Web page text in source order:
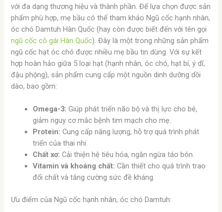
với đa dạng thương hiệu và thành phần. Để lựa chọn được sản
phẩm phù hợp, mẹ bầu có thể tham khảo Ngũ cốc hạnh nhân,
óc chó Damtuh Hàn Quốc (hay còn được biết đến với tên gọi
ngũ cốc cô gái Hàn Quốc). Đây là một trong những sản phẩm
ngũ cốc hạt óc chó được nhiều mẹ bầu tin dùng. Với sự kết
hợp hoàn hảo giữa 5 loại hạt (hạnh nhân, óc chó, hạt bí, ý dĩ,
đậu phộng), sản phẩm cung cấp một nguồn dinh dưỡng dồi
dào, bao gồm:
Omega-3: Giúp phát triển não bộ và thị lực cho bé,
giảm nguy cơ mắc bệnh tim mạch cho mẹ.
Protein: Cung cấp năng lượng, hỗ trợ quá trình phát
triển của thai nhi.
Chất xơ: Cải thiện hệ tiêu hóa, ngăn ngừa táo bón.
Vitamin và khoáng chất: Cần thiết cho quá trình trao
đổi chất và tăng cường sức đề kháng.
Ưu điểm của Ngũ cốc hạnh nhân, óc chó Damtuh: